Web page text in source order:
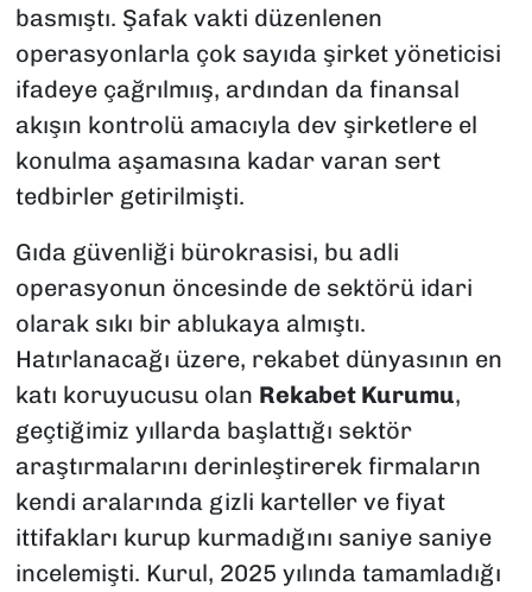
basmıştı. Şafak vakti düzenlenen
operasyonlarla çok sayıda şirket yöneticisi
ifadeye çağrılmıış, ardından da finansal
akışın kontrolü amacıyla dev şirketlere el
konulma aşamasına kadar varan sert
tedbirler getirilmişti.
Gıda güvenliği bürokrasisi, bu adli
operasyonun öncesinde de sektörü idari
olarak sıkı bir ablukaya almıştı.
Hatırlanacağı üzere, rekabet dünyasının en
katı koruyucusu olan Rekabet Kurumu,
geçtiğimiz yıllarda başlattığı sektör
araştırmalarını derinleştirerek firmaların
kendi aralarında gizli karteller ve fiyat
ittifakları kurup kurmadığını saniye saniye
incelemişti. Kurul, 2025 yılında tamamladığı